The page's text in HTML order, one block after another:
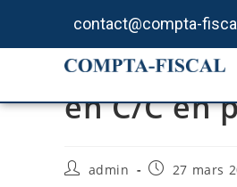
contact@compta-
en C/C en
admin 27 mars